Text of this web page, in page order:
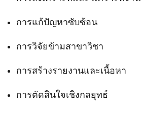
การแก้ปัญหาซับซ้อน
การวิจัยข้ามสาขาวิชา
การสร้างรายงานและเนื้อหา
การตัดสินใจเชิงกลยุทธ์